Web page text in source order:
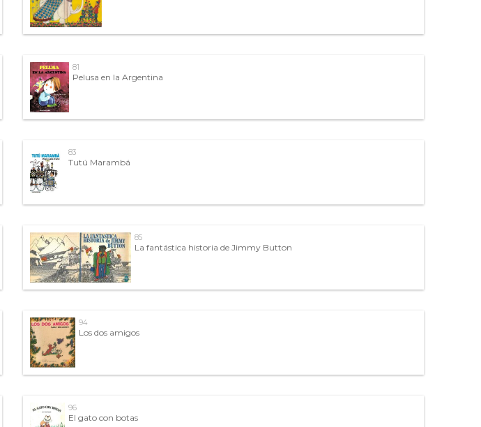
81
Pelusa en la Argentina
83
Tutú Marambá
85
La fantástica historia de Jimmy Button
94
Los dos amigos
96
El gato con botas